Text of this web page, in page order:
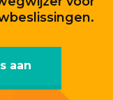
aan